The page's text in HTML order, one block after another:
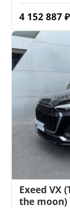
4 152 887 ₽
Exeed VX
the moon)